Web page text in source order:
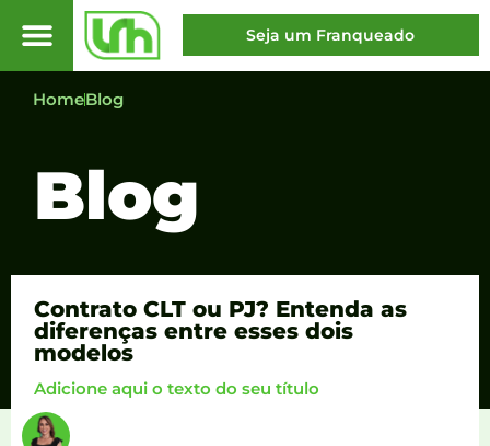
Seja um Franqueado
HomeBlog
Blog
Contrato CLT ou PJ? Entenda as
diferenças entre esses dois
modelos
Adicione aqui o texto do seu título